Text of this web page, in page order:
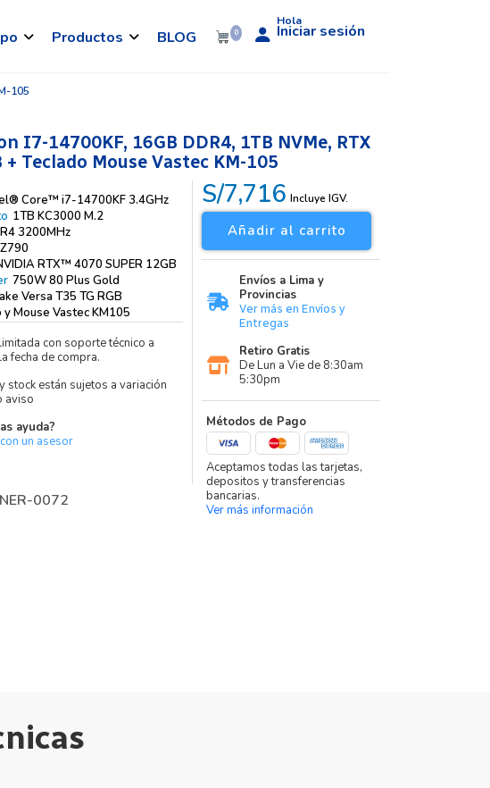
Productos BLOG 0
Hola
Iniciar sesión
105
I7-14700KF, 16GB DDR4, 1TB NVMe, RTX
+ Teclado Mouse Vastec KM-105
Core™ i7-14700KF 3.4GHz
1TB KC3000 M.2
3200MHz
RTX™ 4070 SUPER 12GB
750W 80 Plus Gold
Versa T35 TG RGB
y Mouse Vastec KM105
con soporte técnico a
fecha de compra.
stock están sujetos a variación
aviso
ayuda?
un asesor
S/7,716 Incluye IGV.
Añadir al carrito
Envíos a Lima y
Provincias
Ver más en Envíos y
Entregas
Retiro Gratis
De Lun a Vie de 8:30am
5:30pm
Métodos de Pago
Aceptamos todas las tarjetas,
depositos y transferencias
bancarias.
Ver más información
0072